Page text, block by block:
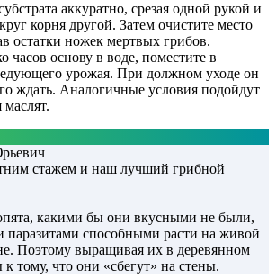
аккуратно, срезая одной рукой и
корня другой. Затем очистите место
остатки ножек мертвых грибов.
часов основу в воде, поместите в
урожая. При должном уходе он
ждать. Аналогичные условия подойдут
стажем и наш лучший грибной
какими бы они вкусными не были,
паразитами способными расти на живой
Поэтому выращивая их в деревянном
к тому, что они «сбегут» на стены.